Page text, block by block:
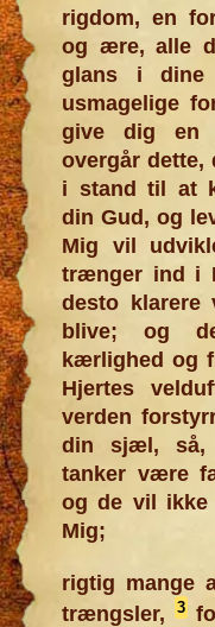
rigdom, en
og ære, alle
glans i
usmagelige
give dig en
overgår
i stand til at
din Gud, og
Mig vil
trænger ind i
desto klarere
blive; og
kærlighed og
Hjertes
verden
din sjæl, så,
tanker være
og de vil ikke
Mig;
rigtig mange
trængsler,
3